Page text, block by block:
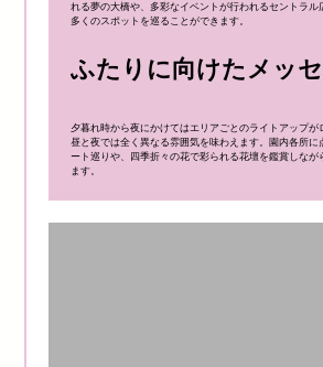
れる夢の大橋や、多彩なイベントが行われるセントラル
多くのスポットを巡ることができます。
ふたりに向けたメッ
夕暮れ時から夜にかけてはエリアごとのライトアップが
昼と夜では全く異なる雰囲気を味わえます。園内各所に
ート巡りや、四季折々の花で彩られる花壇を鑑賞しなが
ます。